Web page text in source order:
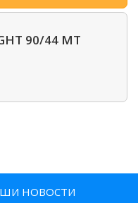
90/44 MT
НОВОСТИ